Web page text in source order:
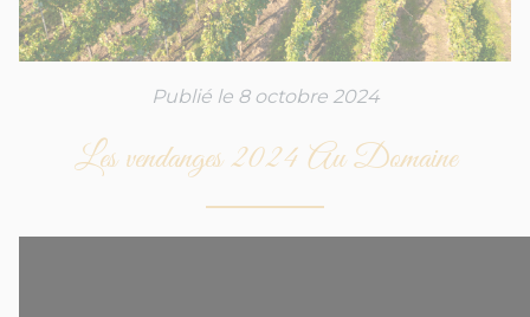
Publié le 8 octobre 2024
Les vendanges 2024 Au Domaine